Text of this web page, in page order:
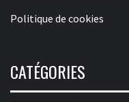
Politique de cookies
CATÉGORIES